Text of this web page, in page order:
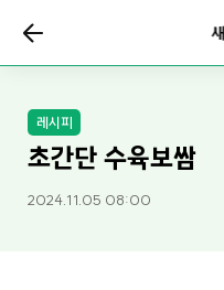
레시피
초간단 수육보쌈
2024.11.05 08:00